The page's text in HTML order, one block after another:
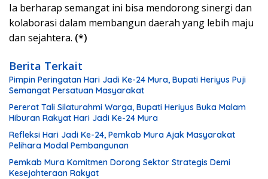
Ia berharap semangat ini bisa mendorong sinergi dan
kolaborasi dalam membangun daerah yang lebih maju
dan sejahtera. (*)
Berita Terkait
Pimpin Peringatan Hari Jadi Ke-24 Mura, Bupati Heriyus Puji
Semangat Persatuan Masyarakat
Pererat Tali Silaturahmi Warga, Bupati Heriyus Buka Malam
Hiburan Rakyat Hari Jadi Ke-24 Mura
Refleksi Hari Jadi Ke-24, Pemkab Mura Ajak Masyarakat
Pelihara Modal Pembangunan
Pemkab Mura Komitmen Dorong Sektor Strategis Demi
Kesejahteraan Rakyat